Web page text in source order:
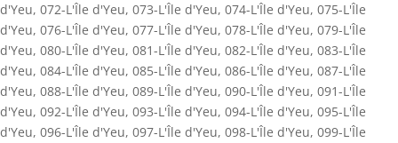
d'Yeu, 072-L'Île d'Yeu, 073-L'Île d'Yeu, 074-L'Île d'Yeu, 075-L'Île
d'Yeu, 076-L'Île d'Yeu, 077-L'Île d'Yeu, 078-L'Île d'Yeu, 079-L'Île
d'Yeu, 080-L'Île d'Yeu, 081-L'Île d'Yeu, 082-L'Île d'Yeu, 083-L'Île
d'Yeu, 084-L'Île d'Yeu, 085-L'Île d'Yeu, 086-L'Île d'Yeu, 087-L'Île
d'Yeu, 088-L'Île d'Yeu, 089-L'Île d'Yeu, 090-L'Île d'Yeu, 091-L'Île
d'Yeu, 092-L'Île d'Yeu, 093-L'Île d'Yeu, 094-L'Île d'Yeu, 095-L'Île
d'Yeu, 096-L'Île d'Yeu, 097-L'Île d'Yeu, 098-L'Île d'Yeu, 099-L'Île